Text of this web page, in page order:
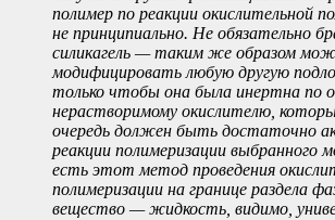
полимер по реакции окислительной
не принципиально. Не обязательно
силикагель — таким же образом
модифицировать любую другую
только чтобы она была инертна по
нерастворимому окислителю,
очередь должен быть достаточно
реакции полимеризации выбранного
есть этот метод проведения
полимеризации на границе раздела
вещество — жидкость, видимо,